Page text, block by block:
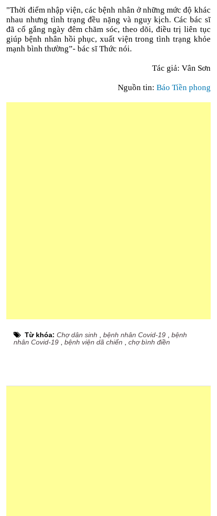
"Thời điểm nhập viện, các bệnh nhân ở những mức độ khác
nhau nhưng tình trạng đều nặng và nguy kịch. Các bác sĩ
đã cố gắng ngày đêm chăm sóc, theo dõi, điều trị liên tục
giúp bệnh nhân hồi phục, xuất viện trong tình trạng khỏe
mạnh bình thường”- bác sĩ Thức nói.
Tác giả: Vân Sơn
Nguồn tin: Báo Tiền phong
Từ khóa:Chợ dân sinh ,bệnh nhân Covid-19 ,bệnh
nhân Covid-19 ,bệnh viện dã chiến ,chợ bình điền